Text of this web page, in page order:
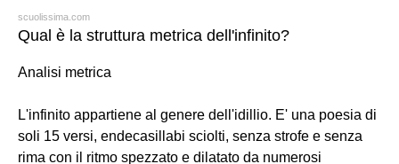
scuolissima.com
Qual è la struttura metrica dell'infinito?
Analisi metrica
L'infinito appartiene al genere dell'idillio. E' una poesia di
soli 15 versi, endecasillabi sciolti, senza strofe e senza
rima con il ritmo spezzato e dilatato da numerosi